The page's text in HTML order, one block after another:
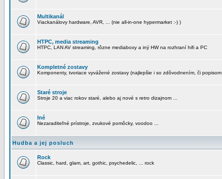
Multikanál
Viackanálovy hardware, AVR, ... (nie all-in-one hypermarket :-) )
HTPC, media streaming
HTPC, LAN AV streaming, rôzne mediaboxy a iný HW na rozhraní hifi a PC
Kompletné zostavy
Komponenty, tvoriace vyvážené zostavy (najlepšie i so zdôvodnením, či
Staré stroje
Stroje 20 a viac rokov staré, alebo aj nové s retro dizajnom ...
Iné
Nezaraditeľné prístroje, zvukové pomôcky, voodoo ...
Hudba a jej posluch
Rock
Classic, hard, glam, art, gothic, psychedelic, ... rock